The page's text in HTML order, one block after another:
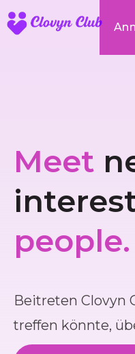
Meet
people.
Beitreten Clovyn
treffen könnte,